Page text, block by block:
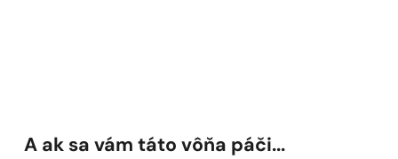
A ak sa vám táto vôňa páči...